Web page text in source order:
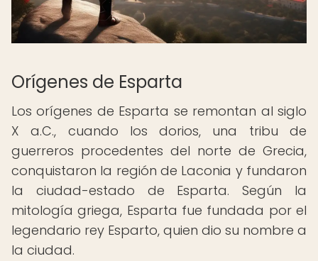
Orígenes de Esparta
Los orígenes de Esparta se remontan al siglo
X a.C., cuando los dorios, una tribu de
guerreros procedentes del norte de Grecia,
conquistaron la región de Laconia y fundaron
la ciudad-estado de Esparta. Según la
mitología griega, Esparta fue fundada por el
legendario rey Esparto, quien dio su nombre a
la ciudad.